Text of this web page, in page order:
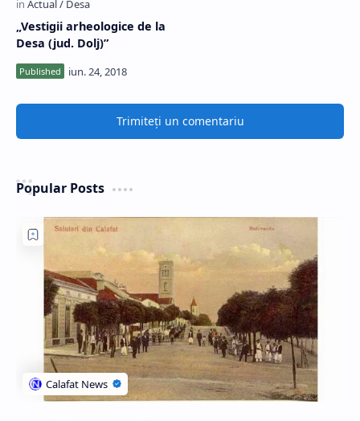
„Vestigii arheologice de la
Desa (jud. Dolj)”
Trimiteți un comentariu
Popular Posts